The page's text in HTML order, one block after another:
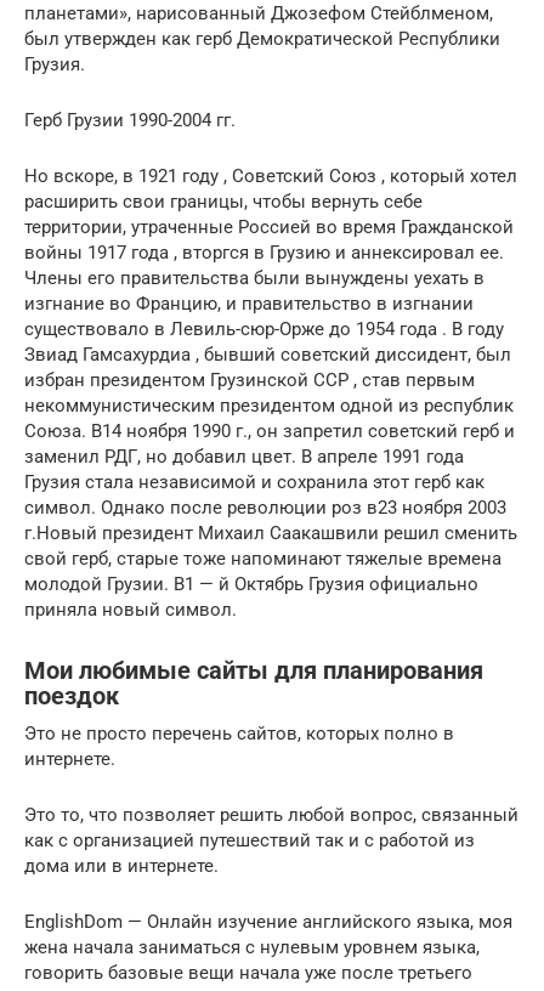
планетами», нарисованный Джозефом Стейблменом,
был утвержден как герб Демократической Республики
Грузия.
Герб Грузии 1990-2004 гг.
Но вскоре, в 1921 году , Советский Союз , который хотел
расширить свои границы, чтобы вернуть себе
территории, утраченные Россией во время Гражданской
войны 1917 года , вторгся в Грузию и аннексировал ее.
Члены его правительства были вынуждены уехать в
изгнание во Францию, и правительство в изгнании
существовало в Левиль-сюр-Орже до 1954 года . В году
Звиад Гамсахурдиа , бывший советский диссидент, был
избран президентом Грузинской ССР , став первым
некоммунистическим президентом одной из республик
Союза. В14 ноября 1990 г., он запретил советский герб и
заменил РДГ, но добавил цвет. В апреле 1991 года
Грузия стала независимой и сохранила этот герб как
символ. Однако после революции роз в23 ноября 2003
г.Новый президент Михаил Саакашвили решил сменить
свой герб, старые тоже напоминают тяжелые времена
молодой Грузии. В1 — й Октябрь Грузия официально
приняла новый символ.
Мои любимые сайты для планирования
поездок
Это не просто перечень сайтов, которых полно в
интернете.
Это то, что позволяет решить любой вопрос, связанный
как с организацией путешествий так и с работой из
дома или в интернете.
EnglishDom — Онлайн изучение английского языка, моя
жена начала заниматься с нулевым уровнем языка,
говорить базовые вещи начала уже после третьего